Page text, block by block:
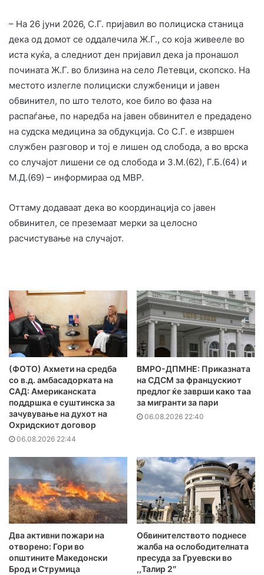
– На 26 јуни 2026, С.Г. пријавил во полициска станица
дека од домот се оддалечила Ж.Г., со која живееле во
иста куќа, а следниот ден пријавил дека ја пронашол
почината Ж.Г. во близина на село Летевци, скопско. На
местото излегле полициски службеници и јавен
обвинител, по што телото, кое било во фаза на
распаѓање, по наредба на јавен обвинител е предадено
на судска медицина за обдукција. Со С.Г. е извршен
службен разговор и тој е лишен од слобода, а во врска
со случајот лишени се од слобода и З.М.(62), Г.Б.(64) и
М.Д.(69) – информираа од МВР.
Оттаму додаваат дека во координација со јавен
обвинител, се преземаат мерки за целосно
расчистување на случајот.
(ФОТО) Ахмети на средба
со в.д. амбасадорката на
САД: Американската
поддршка е суштинска за
зачувување на духот на
Охридскиот договор
06.08.2026 22:44
ВМРО-ДПМНЕ: Приказната
на СДСМ за францускиот
предлог ќе заврши како таа
за мигранти за пари
06.08.2026 22:40
Два активни пожари на
отворено: Гори во
општините Македонски
Брод и Струмица
Обвинителството поднесе
жалба на ослободителната
пресуда за Груевски во
,,Талир 2″